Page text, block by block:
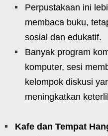
Perpustakaan ini
membaca buku,
sosial dan edukatif.
Banyak program
komputer, sesi
kelompok diskusi
meningkatkan
Kafe dan Tempat